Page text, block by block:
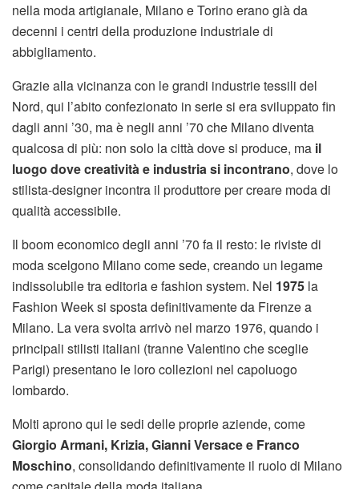
nella moda artigianale, Milano e Torino erano già da
decenni i centri della produzione industriale di
abbigliamento.
Grazie alla vicinanza con le grandi industrie tessili del
Nord, qui l’abito confezionato in serie si era sviluppato fin
dagli anni ’30, ma è negli anni ’70 che Milano diventa
qualcosa di più: non solo la città dove si produce, ma il
luogo dove creatività e industria si incontrano, dove lo
stilista-designer incontra il produttore per creare moda di
qualità accessibile.
Il boom economico degli anni ’70 fa il resto: le riviste di
moda scelgono Milano come sede, creando un legame
indissolubile tra editoria e fashion system. Nel 1975 la
Fashion Week si sposta definitivamente da Firenze a
Milano. La vera svolta arrivò nel marzo 1976, quando i
principali stilisti italiani (tranne Valentino che sceglie
Parigi) presentano le loro collezioni nel capoluogo
lombardo.
Molti aprono qui le sedi delle proprie aziende, come
Giorgio Armani, Krizia, Gianni Versace e Franco
Moschino, consolidando definitivamente il ruolo di Milano